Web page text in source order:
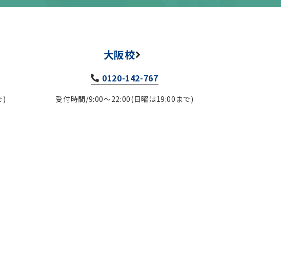
)
大阪校
0120-142-767
受付時間/9:00～22:00(日曜は19:00まで)